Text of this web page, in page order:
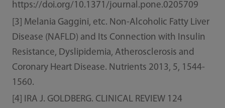
https://doi.org/10.1371/journal.pone.0205709
[3] Melania Gaggini, etc. Non-Alcoholic Fatty Liver
Disease (NAFLD) and Its Connection with Insulin
Resistance, Dyslipidemia, Atherosclerosis and
Coronary Heart Disease. Nutrients 2013, 5, 1544-
1560.
[4] IRA J. GOLDBERG. CLINICAL REVIEW 124